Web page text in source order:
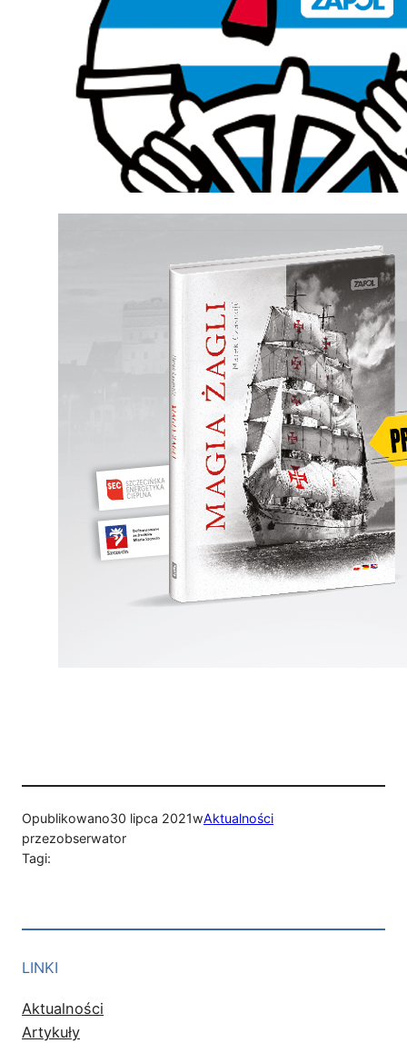
Opublikowano30 lipca 2021wAktualności
przezobserwator
Tagi:
LINKI
Aktualności
Artykuły